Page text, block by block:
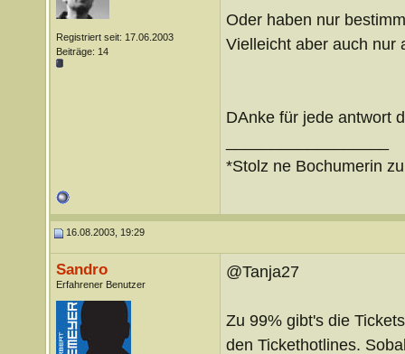
Registriert seit: 17.06.2003
Beiträge: 14
Oder haben nur
Vielleicht aber auch nur
DAnke für jede antwort
*Stolz ne Bochumerin
16.08.2003, 19:29
Sandro
Erfahrener Benutzer
@Tanja27
Zu 99% gibt's die
den Tickethotlines.